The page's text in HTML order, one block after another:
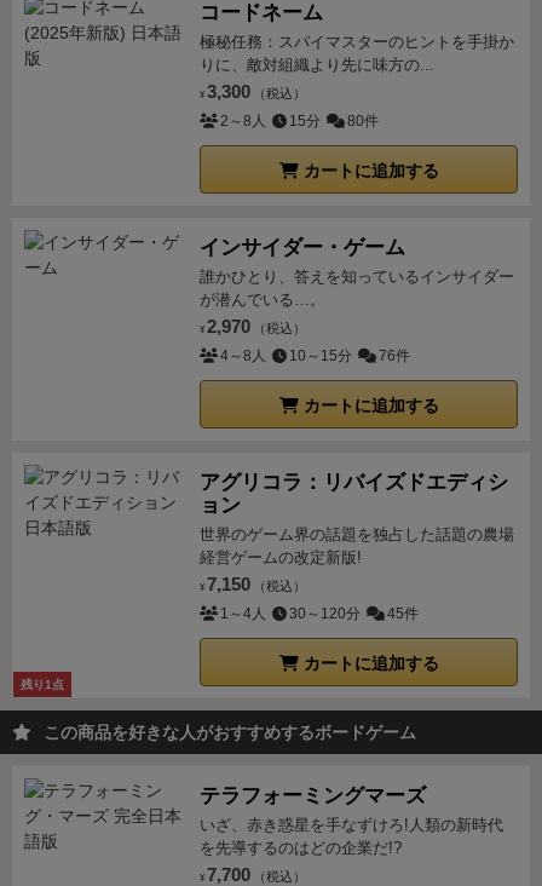
写真の場合、パン14点ビール32点ですが、得点として
ポイント手札の補充について：豊作期（奇
数ラウンド）についてはドラフトになります。最初に
5枚ずつ配られ、1枚プレイする毎に手札をまるっと交
凶作期はドラフトはせず、前ラウンドで１)
収穫に使用したカード＋山札から補充になります。加
イ時に1枚交換してプレイ可能。 なので、相手に渡し
たくない（特に下部効果）カードはうまく抑え、凶作
の際に差し込みor生産ができるよう準備しておく必要
があります。収穫物について：豊作期と凶作期では取
れる作物の数が違います。また、自分の倉庫を超える
量を収穫した場合は相手に渡すことになります。倉庫
上限とレシピを確認してある程度目安つけないと「倉
りない」なんてことに(向上効果でカバーできたりもす
る)向上と整理：足りない手数や倉庫のフォロー。６種
類あり、終了時のパンやビールの数・種類に応じてコ
イン（勝利点）を加算するものや、パン・ビールのラ
ウンド制作上限を増やすもの、収穫時に追加が得られ
やすものなど様々。特に「水だけしか置けないけど２
つ増やせる」効果は強力。得点はパンとビールのどち
らか低い方：手札はランダムですが、そういった条件
があるので安易に片方だけを生産していても得点にな
りません。満遍なく生産する必要があります。
ドラフト、リソース管理等すごくきれいにまとまって
いると思います。テーマも村のパン・ビール造り。ワ
ーカーがいるわけでもないので食料の確保も不要。ほ
点とパンの得点をそれぞれ計算し、「点数の低い方」
があなたの最終得点になりますよ、というゲームで
非常にシンプルに良くできたゲームです。
を使って得るスキルはどれも強力で、特定のアクショ
ンで追加リソースが貰えたり、倉庫のストックを増や
したり、ゲーム終了時に追加点をもたらす条件を付与
したり。自分の得意なアクションを序盤で決めて、方
ないので、安いビールやパンを連発して製造しように
も、倉庫にはビールとパンを一枚ずつしかストックで
きない。迂闊に収穫するとすぐリソースがパンクして
相手が有利になってしまう。パンクするほど余ってる
のに、必要なリソースは一個足りない…など、いい感
じの縛りがゲーム展開を引き締めていて、6ラウンド
インタラクションに関しては、手札を交換するなどが
あっても、エリアマジョリティ系の作品と比べるとか
なり少ないです。良く言えばあまり相手に邪魔をされ
ないのどかな作風と言えます。「二人用の難易度中程
度のリソースマネジメント系ゲーム」といったところ
でしょうか。コンポーネントは、二人用としては木駒
駒がたくさんありますし、メインボードなど田舎の街
並みが情緒良く描かれているので、かなり雰囲気もあ
るゲームです。木駒はゲーム中にちょいちょい摘んで
ドゲらしくて好きな部分でなので、こういった所に共
感してもらえたら遊んで欲しいなと思います。何とい
うか、「ちょうど良い感」が素晴らしいゲームです。
コードネーム
極秘任務：スパイマスターのヒントを手掛か
りに、敵対組織より先に味方の...
¥ 3,300 （税込）
2～8人 15分 80件
カートに追加する
インサイダー・ゲーム
誰かひとり、答えを知っているインサイダー
が潜んでいる…。
¥ 2,970 （税込）
4～8人 10～15分 76件
カートに追加する
残り1点
アグリコラ：リバイズドエディシ
ョン
世界のゲーム界の話題を独占した話題の農場
経営ゲームの改定新版!
¥ 7,150 （税込）
1～4人 30～120分 45件
カートに追加する
この商品を好きな人がおすすめするボードゲーム
テラフォーミングマーズ
いざ、赤き惑星を手なずけろ!人類の新時代
を先導するのはどの企業だ!?
¥ 7,700 （税込）